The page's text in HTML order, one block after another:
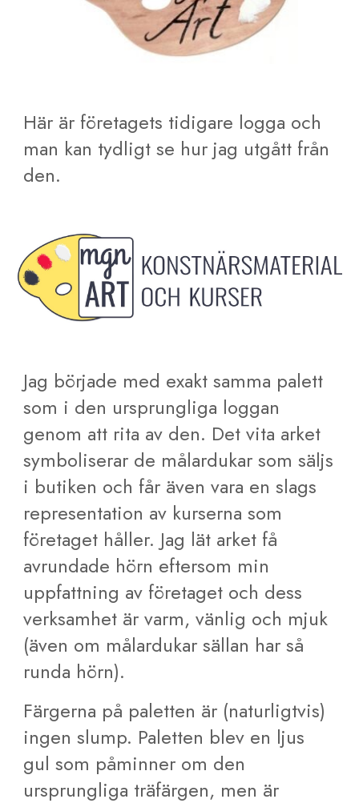
Här är företagets tidigare logga och
man kan tydligt se hur jag utgått från
den.
Jag började med exakt samma palett
som i den ursprungliga loggan
genom att rita av den. Det vita arket
symboliserar de målardukar som säljs
i butiken och får även vara en slags
representation av kurserna som
företaget håller. Jag lät arket få
avrundade hörn eftersom min
uppfattning av företaget och dess
verksamhet är varm, vänlig och mjuk
(även om målardukar sällan har så
runda hörn).
Färgerna på paletten är (naturligtvis)
ingen slump. Paletten blev en ljus
gul som påminner om den
ursprungliga träfärgen, men är